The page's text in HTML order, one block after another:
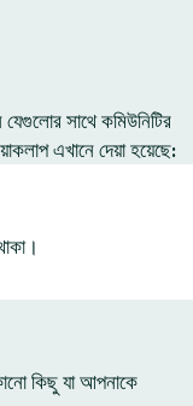
সাথে কমিউনিটির
এখানে দেয়া হয়েছে:
কিছু যা আপনাকে